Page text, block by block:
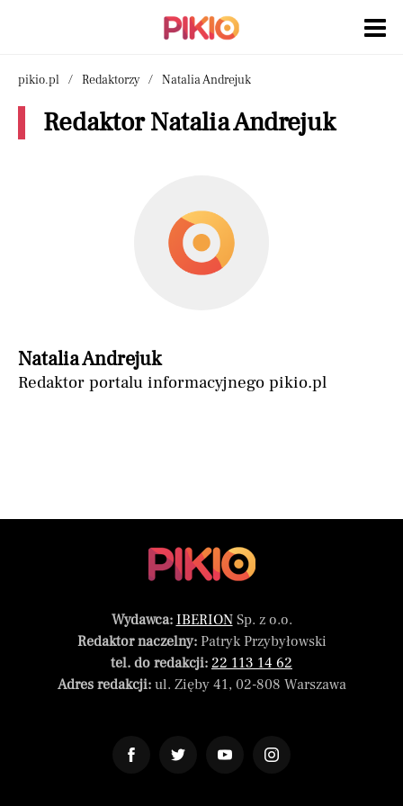
pikio.pl Redaktorzy Natalia Andrejuk
Redaktor Natalia Andrejuk
Natalia Andrejuk
Redaktor portalu informacyjnego pikio.pl
Wydawca: IBERIONSp. z o.o.
Redaktor naczelny:Patryk Przybyłowski
tel. do redakcji: 22 113 14 62
Adres redakcji:ul. Zięby 41, 02-808 Warszawa